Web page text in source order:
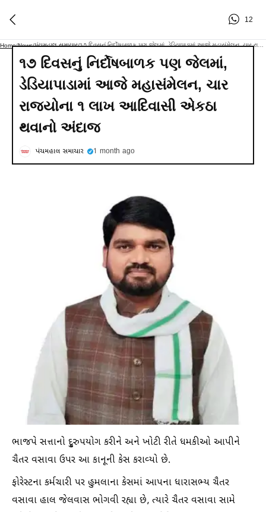
12
Home/News/પંચમહાલ સમાચાર/
૧૭ દિવસનું નિર્દોષબાળક પણ જેલમાં,
ડેડિયાપાડામાં આજે મહાસંમેલન, ચાર
રાજ્યોના ૧ લાખ આદિવાસી એકઠા
થવાનો અંદાજ
પંચમહાલ સમાચાર 1 month ago
ભાજપે સત્તાનો દૃુરુપયોગ કરીને અને ખોટી રીતે ધમકીઓ આપીને
ચૈતર વસાવા ઉપર આ કાનૂની કેસ કરાવ્યો છે.
ફોરેસ્ટના કર્મચારી પર હુમલાના કેસમાં આપના ધારાસભ્ય ચૈતર
વસાવા હાલ જેલવાસ ભોગવી રહ્યા છે, ત્યારે ચૈતર વસાવા સામે